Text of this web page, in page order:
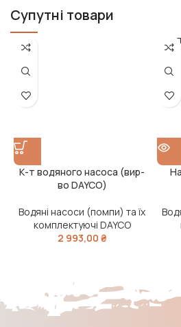
Супутні товари
К-т водяного насоса (вир-
во DAYCO)
Водяні насоси (помпи) та їх
комплектуючі DAYCO
2 993,00 ₴